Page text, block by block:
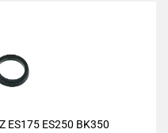
ES175 ES250 BK350